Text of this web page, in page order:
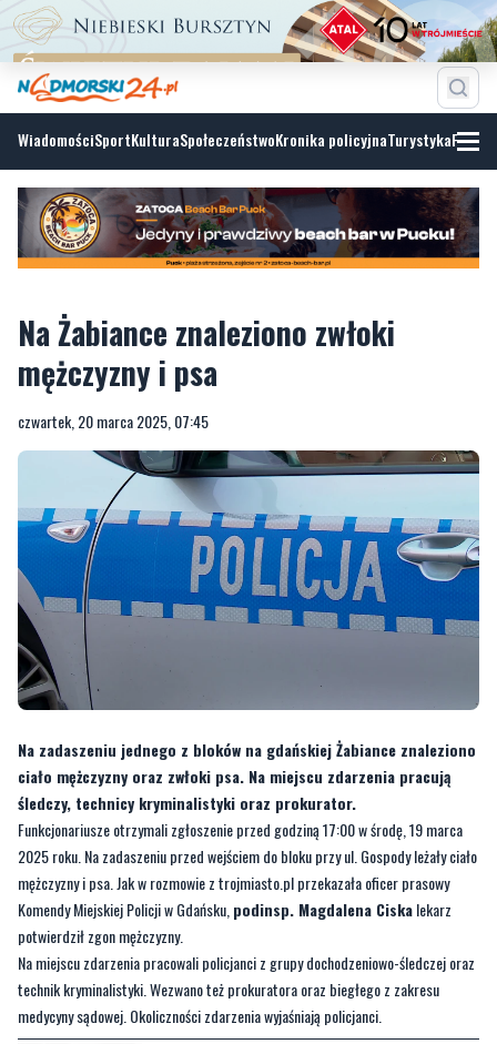
WiadomościSportKulturaSpołeczeństwoKronika policyjnaTurystyka
Na Żabiance znaleziono zwłoki
mężczyzny i psa
czwartek, 20 marca 2025, 07:45
Na zadaszeniu jednego z bloków na gdańskiej Żabiance znaleziono
ciało mężczyzny oraz zwłoki psa. Na miejscu zdarzenia pracują
śledczy, technicy kryminalistyki oraz prokurator.
Funkcjonariusze otrzymali zgłoszenie przed godziną 17:00 w środę, 19 marca
2025 roku. Na zadaszeniu przed wejściem do bloku przy ul. Gospody leżały ciało
mężczyzny i psa. Jak w rozmowie z trojmiasto.pl przekazała oficer prasowy
Komendy Miejskiej Policji w Gdańsku, podinsp. Magdalena Ciskalekarz
potwierdził zgon mężczyzny.
Na miejscu zdarzenia pracowali policjanci z grupy dochodzeniowo-śledczej oraz
technik kryminalistyki. Wezwano też prokuratora oraz biegłego z zakresu
medycyny sądowej. Okoliczności zdarzenia wyjaśniają policjanci.